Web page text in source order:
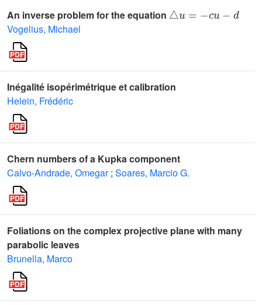
An inverse problem for the equation
▵
Vogelius, Michael
Inégalité isopérimétrique et calibration
Helein, Frédéric
Chern numbers of a Kupka component
Calvo-Andrade, Omegar ; Soares, Marcio G.
Foliations on the complex projective plane with many
parabolic leaves
Brunella, Marco